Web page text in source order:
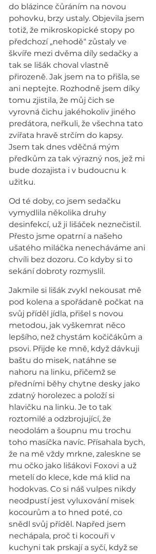
do blázince čůráním na novou
pohovku, brzy ustaly. Objevila jsem
totiž, že mikroskopické stopy po
předchozí „nehodě“ zůstaly ve
škvíře mezi dvěma díly sedačky a
tak se lišák choval vlastně
přirozeně. Jak jsem na to přišla, se
ani neptejte. Rozhodně jsem díky
tomu zjistila, že můj čich se
vyrovná čichu jakéhokoliv jiného
predátora, neřkuli, že všechna tato
zvířata hravě strčím do kapsy.
Jsem tak dnes vděčná mým
předkům za tak výrazný nos, jež mi
bude dozajista i v budoucnu k
užitku.
Od té doby, co jsem sedačku
vymydlila několika druhy
desinfekcí, už ji lišáček neznečistil.
Přesto jsme opatrní a našeho
ušatého miláčka nenecháváme ani
chvíli bez dozoru. Co kdyby si to
sekání dobroty rozmyslil.
Jakmile si lišák zvykl nekousat mě
pod kolena a spořádaně počkat na
svůj příděl jídla, přišel s novou
metodou, jak vyškemrat něco
lepšího, než chystám kočičákům a
psovi. Přijde ke mně, když dávkuji
baštu do misek, natáhne se
nahoru na linku, přičemž se
předními běhy chytne desky jako
zdatný horolezec a položí si
hlavičku na linku. Je to tak
roztomilé a odzbrojující, že
neodolám a šoupnu mu trochu
toho masíčka navíc. Přísahala bych,
že na mě vždy mrkne, zaleskne se
mu očko jako lišákovi Foxovi a už
metelí do klece, kde má klid na
hodokvas. Co si náš vulpes nikdy
neodpustí jest vyluxování misek
kocourům a to hned poté, co
snědl svůj příděl. Napřed jsem
nechápala, proč ti kocouři v
kuchyni tak prskají a syčí, když se